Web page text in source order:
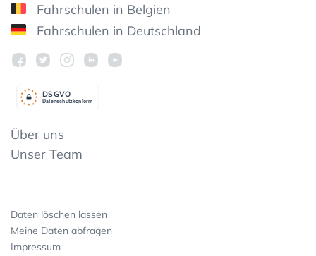
Fahrschulen in Belgien
Fahrschulen in Deutschland
Datenschutzkonform
DSGVO
Über uns
Unser Team
Daten löschen lassen
Meine Daten abfragen
Impressum